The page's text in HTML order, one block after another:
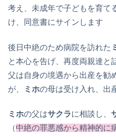
考え、未成年で子どもを育て
け、同意書にサインします
後日中絶のため病院を訪れた
と本心を告げ、再度両親達と
父は自身の境遇から出産を勧
が、
ミホの母は受け入れ、出
ミホの父はサクラに相談し、
（中絶の罪悪感から精神的に